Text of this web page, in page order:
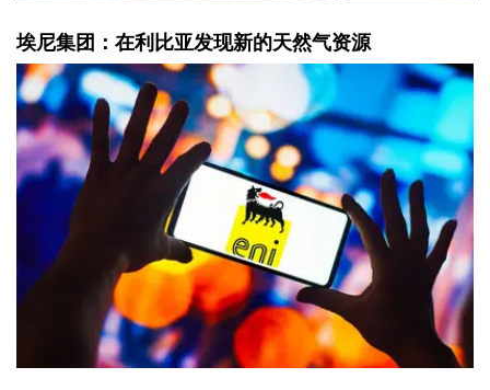
埃尼集团：在利比亚发现新的天然气资源